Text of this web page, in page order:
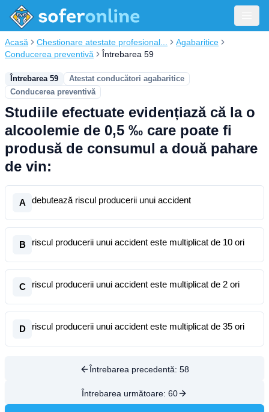
Acasă Chestionare atestate profesional...
Agabaritice
Conducerea preventivă
Întrebarea 59
Întrebarea 59
Atestat conducători agabaritice
Conducerea preventivă
Studiile efectuate evidențiază că la o
alcoolemie de 0,5 ‰ care poate fi
produsă de consumul a două pahare
de vin:
A debutează riscul producerii unui accident
B riscul producerii unui accident este multiplicat de 10 ori
C riscul producerii unui accident este multiplicat de 2 ori
D riscul producerii unui accident este multiplicat de 35 ori
Întrebarea precedentă: 58
Întrebarea următoare: 60